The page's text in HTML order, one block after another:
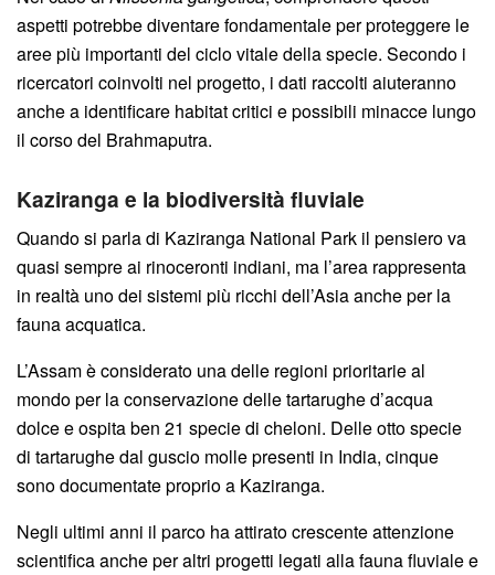
aspetti potrebbe diventare fondamentale per proteggere le
aree più importanti del ciclo vitale della specie. Secondo i
ricercatori coinvolti nel progetto, i dati raccolti aiuteranno
anche a identificare habitat critici e possibili minacce lungo
il corso del Brahmaputra.
Kaziranga e la biodiversità fluviale
Quando si parla di Kaziranga National Park il pensiero va
quasi sempre ai rinoceronti indiani, ma l’area rappresenta
in realtà uno dei sistemi più ricchi dell’Asia anche per la
fauna acquatica.
L’Assam è considerato una delle regioni prioritarie al
mondo per la conservazione delle tartarughe d’acqua
dolce e ospita ben 21 specie di cheloni. Delle otto specie
di tartarughe dal guscio molle presenti in India, cinque
sono documentate proprio a Kaziranga.
Negli ultimi anni il parco ha attirato crescente attenzione
scientifica anche per altri progetti legati alla fauna fluviale e